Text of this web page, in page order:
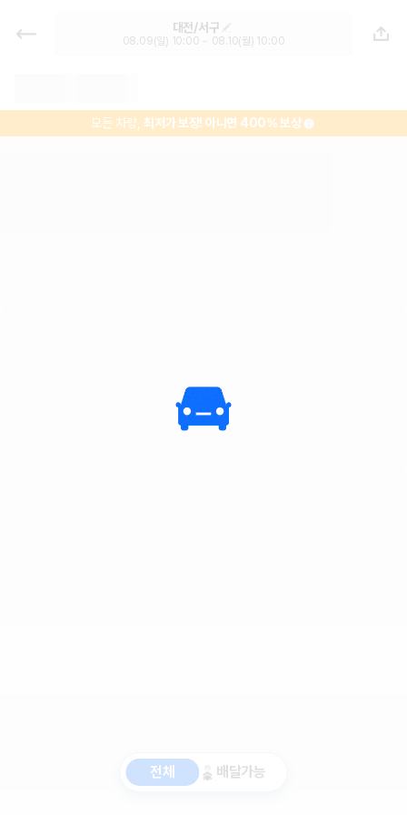
대전 렌트카 - 서구 렌터카 가격비교,
최저가 보장 1위 카모아
대전/서구
08.09(일) 10:00 ~ 08.10(월) 10:00
모든 차량,최저가 보장! 아니면 400% 보상
전체 배달가능